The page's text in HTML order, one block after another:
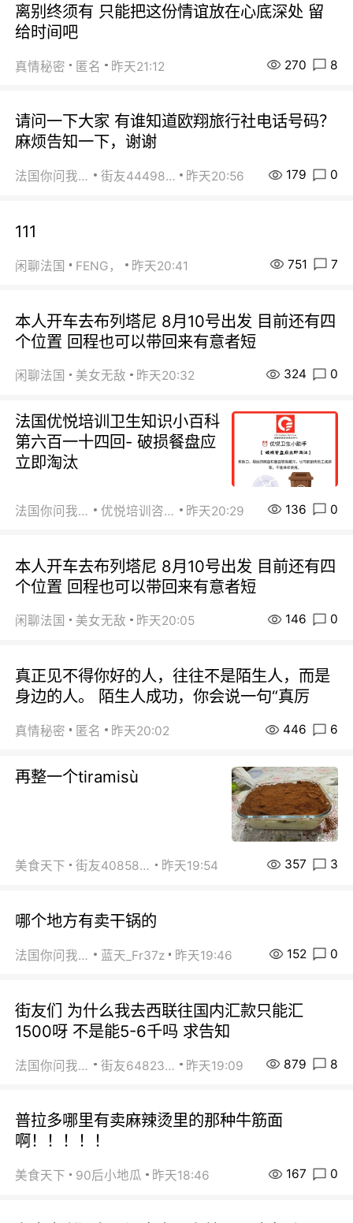
离别终须有 只能把这份情谊放在心底深处 留
给时间吧
真情秘密 匿名 昨天21:12 270 8
请问一下大家 有谁知道欧翔旅行社电话号码？
麻烦告知一下，谢谢
法国你问我答 街友44498484 昨天20:56 179 0
111
闲聊法国 FENG， 昨天20:41 751 7
本人开车去布列塔尼 8月10号出发 目前还有四
个位置 回程也可以带回来有意者短
闲聊法国 美女无敌 昨天20:32 324 0
法国优悦培训卫生知识小百科
第六百一十四回- 破损餐盘应
立即淘汰
法国你问我答 优悦培训咨询 昨天20:29 136 0
本人开车去布列塔尼 8月10号出发 目前还有四
个位置 回程也可以带回来有意者短
闲聊法国 美女无敌 昨天20:05 146 0
真正见不得你好的人，往往不是陌生人，而是
身边的人。 陌生人成功，你会说一句“真厉
真情秘密 匿名 昨天20:02 446 6
再整一个tiramisù
美食天下 街友40858442 昨天19:54 357 3
哪个地方有卖干锅的
法国你问我答 蓝天_Fr37z 昨天19:46 152 0
街友们 为什么我去西联往国内汇款只能汇
1500呀 不是能5-6千吗 求告知
法国你问我答 街友64823891 昨天19:09 879 8
普拉多哪里有卖麻辣烫里的那种牛筋面
啊！！！！！
美食天下 90后小地瓜 昨天18:46 167 0